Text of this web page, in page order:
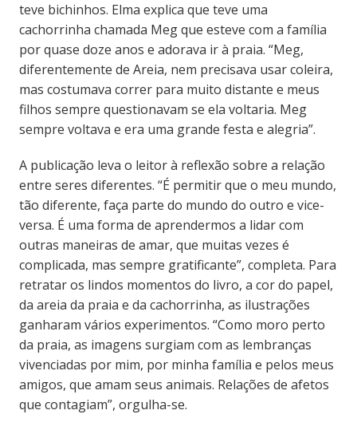
teve bichinhos. Elma explica que teve uma
cachorrinha chamada Meg que esteve com a família
por quase doze anos e adorava ir à praia. “Meg,
diferentemente de Areia, nem precisava usar coleira,
mas costumava correr para muito distante e meus
filhos sempre questionavam se ela voltaria. Meg
sempre voltava e era uma grande festa e alegria”.
A publicação leva o leitor à reflexão sobre a relação
entre seres diferentes. “É permitir que o meu mundo,
tão diferente, faça parte do mundo do outro e vice-
versa. É uma forma de aprendermos a lidar com
outras maneiras de amar, que muitas vezes é
complicada, mas sempre gratificante”, completa. Para
retratar os lindos momentos do livro, a cor do papel,
da areia da praia e da cachorrinha, as ilustrações
ganharam vários experimentos. “Como moro perto
da praia, as imagens surgiam com as lembranças
vivenciadas por mim, por minha família e pelos meus
amigos, que amam seus animais. Relações de afetos
que contagiam”, orgulha-se.